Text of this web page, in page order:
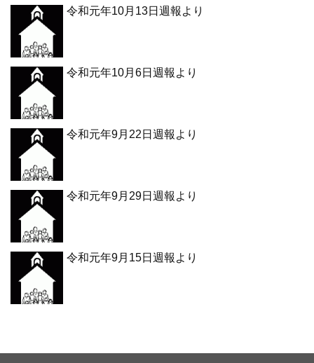
令和元年10月13日週報より
令和元年10月6日週報より
令和元年9月22日週報より
令和元年9月29日週報より
令和元年9月15日週報より